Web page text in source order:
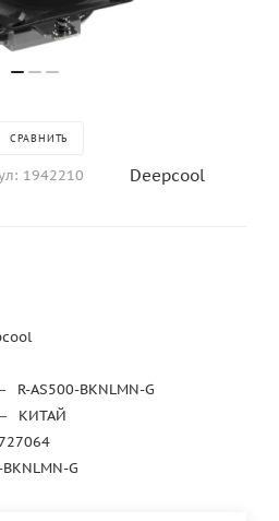
СРАВНИТЬ
1942210 Deepcool
R-AS500-BKNLMN-G
КИТАЙ
G